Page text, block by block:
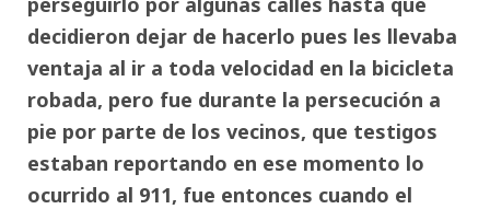
decidieron dejar de hacerlo pues les llevaba
ventaja al ir a toda velocidad en la bicicleta
robada, pero fue durante la persecución a
pie por parte de los vecinos, que testigos
estaban reportando en ese momento lo
ocurrido al 911, fue entonces cuando el